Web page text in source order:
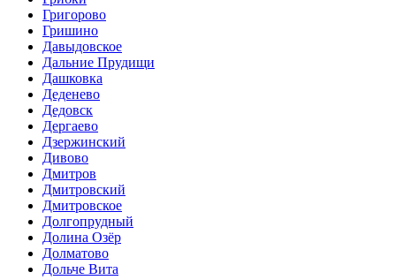
Григорово
Гришино
Давыдовское
Дальние Прудищи
Дашковка
Деденево
Дедовск
Дергаево
Дзержинский
Дивово
Дмитров
Дмитровский
Дмитровское
Долгопрудный
Долина Озёр
Долматово
Дольче Вита